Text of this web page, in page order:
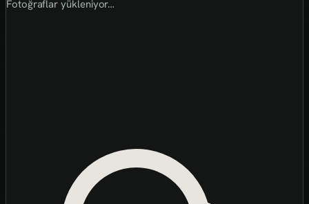
Fotoğraflar yükleniyor…